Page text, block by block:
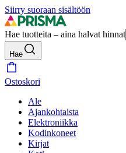
Siirry suoraan sisältöön
Hae tuotteita – aina halvat hinnat
Hae
Ostoskori
Ale
Ajankohtaista
Elektroniikka
Kodinkoneet
Kirjat